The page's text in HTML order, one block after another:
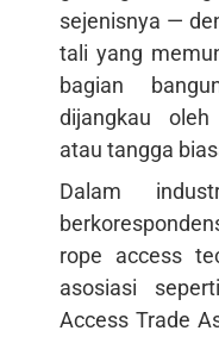
sejenisnya —
tali yang
bagian
dijangkau oleh
atau tangga
Dalam
rope access
asosiasi
Access Trade